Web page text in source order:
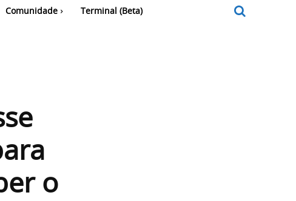
Comunidade Terminal (Beta)
o